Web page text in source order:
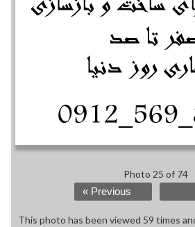
Photo 25 of 74
« Previous
This photo has been viewed 59 times